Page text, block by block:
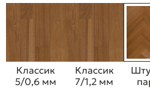
Классик
5/0,6 мм
Классик
7/1,2 мм